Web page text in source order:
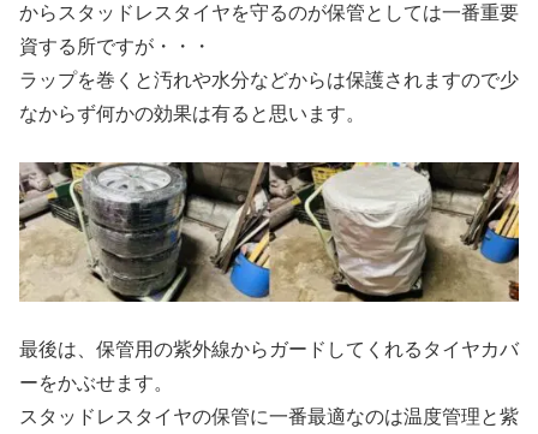
からスタッドレスタイヤを守るのが保管としては一番重要
資する所ですが・・・
ラップを巻くと汚れや水分などからは保護されますので少
なからず何かの効果は有ると思います。
最後は、保管用の紫外線からガードしてくれるタイヤカバ
ーをかぶせます。
スタッドレスタイヤの保管に一番最適なのは温度管理と紫